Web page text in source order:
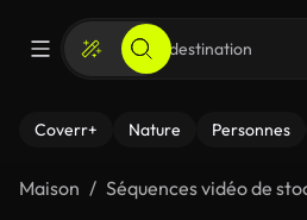
Coverr+ Nature Personnes
Maison Séquences vidéo de